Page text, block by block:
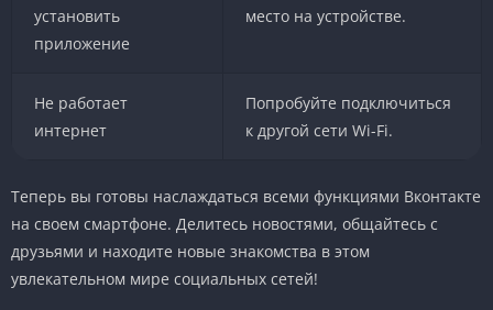
установить
приложение
место на устройстве.
Не работает
интернет
Попробуйте подключиться
к другой сети Wi-Fi.
Теперь вы готовы наслаждаться всеми функциями Вконтакте
на своем смартфоне. Делитесь новостями, общайтесь с
друзьями и находите новые знакомства в этом
увлекательном мире социальных сетей!